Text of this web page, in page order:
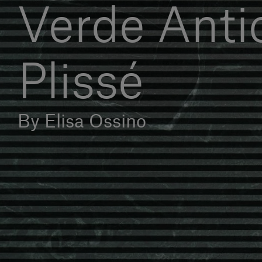
Verde
Plissé
By Elisa Ossino